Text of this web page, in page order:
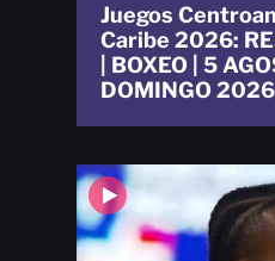
Juegos
Caribe 2026:
| BOXEO | 5
DOMINGO 2026